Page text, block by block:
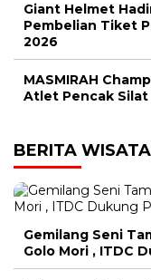
Giant Helmet
Pembelian Tiket
2026
MASMIRAH
Atlet Pencak
BERITA WISATA
Gemilang Seni
Golo Mori , ITDC